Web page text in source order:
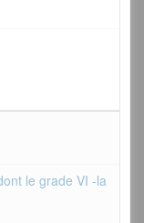
le grade VI -la